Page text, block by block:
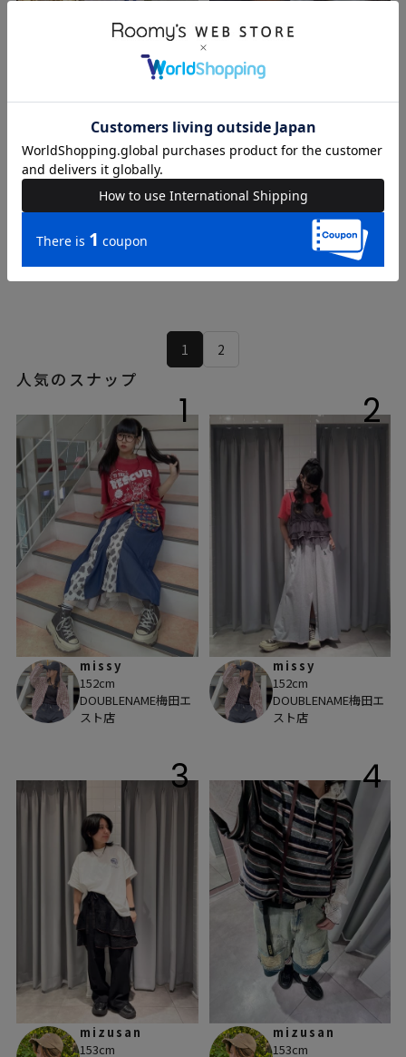
145cm
KAEDE
DOUBLE NAME
1 2
人気のスナップ
1
missy
152cm
DOUBLENAME梅田エ
スト店
2
missy
152cm
DOUBLENAME梅田エ
スト店
3
mizusan
153cm
4
mizusan
153cm